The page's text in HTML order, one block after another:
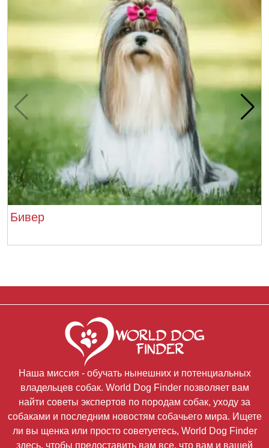
Бивер
Наша миссия - обучать нынешних и потенциальных
владельцев собак. World Dog Finder позволяет вам
найти советы экспертов по породам собак, уходу за
собаками и последним новостям собачьего мира. Ищете
ли вы щенка или просто советуетесь, World Dog Finder
здесь, чтобы предоставить вам все, что вам и вашей